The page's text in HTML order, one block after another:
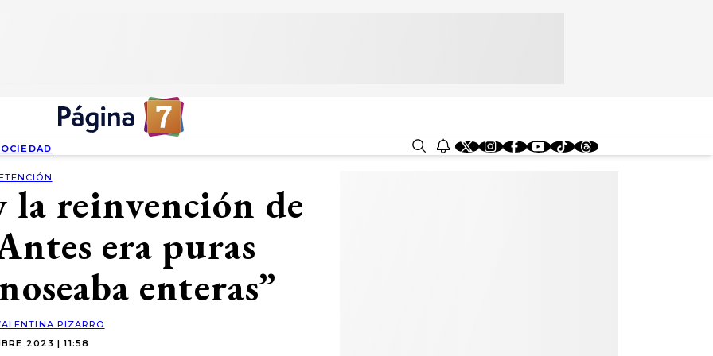
reinvención de
era puras
enteras”
PIZARRO
2023 | 11:58